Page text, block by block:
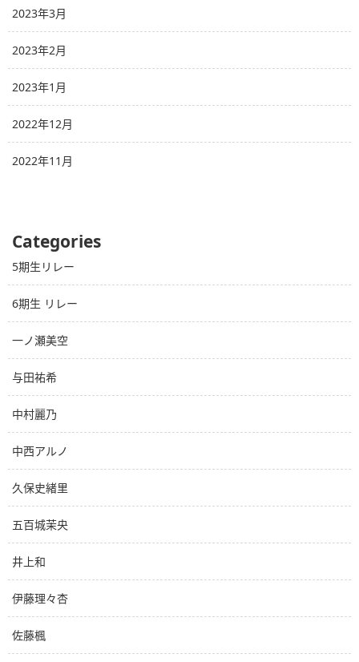
2023年3月
2023年2月
2023年1月
2022年12月
2022年11月
Categories
5期生リレー
6期生 リレー
一ノ瀬美空
与田祐希
中村麗乃
中西アルノ
久保史緒里
五百城茉央
井上和
伊藤理々杏
佐藤楓